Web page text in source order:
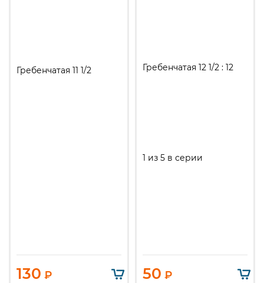
Гребенчатая 11 1/2
130 ₽
Гребенчатая 12 1/2 : 12
1 из 5 в серии
50 ₽